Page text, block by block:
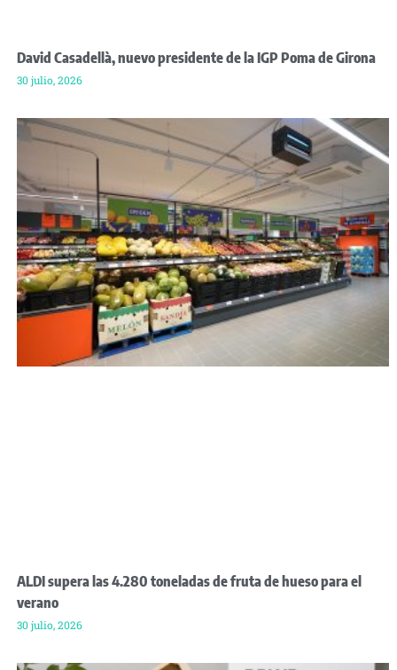
David Casadellà, nuevo presidente de la IGP Poma de Girona
30 julio, 2026
ALDI supera las 4.280 toneladas de fruta de hueso para el
verano
30 julio, 2026